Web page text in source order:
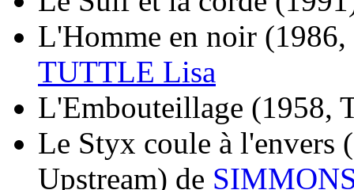
L'Homme en noir
TUTTLE Lisa
L'Embouteillage (1958,
Le Styx coule à l'envers
Upstream) de